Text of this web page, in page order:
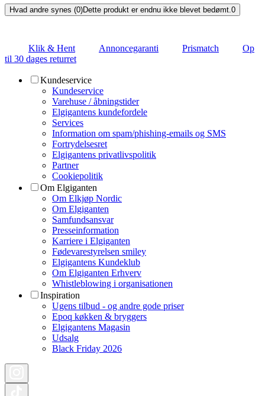
Hvad andre synes (0)Dette produkt er endnu ikke blevet bedømt. 0
Klik & Hent Annoncegaranti Prismatch
Op
til 30 dages returret
Kundeservice
Kundeservice
Varehuse / åbningstider
Elgigantens kundefordele
Services
Information om spam/phishing-emails og SMS
Fortrydelsesret
Elgigantens privatlivspolitik
Partner
Cookiepolitik
Om Elgiganten
Om Elkjøp Nordic
Om Elgiganten
Samfundsansvar
Presseinformation
Karriere i Elgiganten
Fødevarestyrelsen smiley
Elgigantens Kundeklub
Om Elgiganten Erhverv
Whistleblowing i organisationen
Inspiration
Ugens tilbud - og andre gode priser
Epoq køkken & bryggers
Elgigantens Magasin
Udsalg
Black Friday 2026